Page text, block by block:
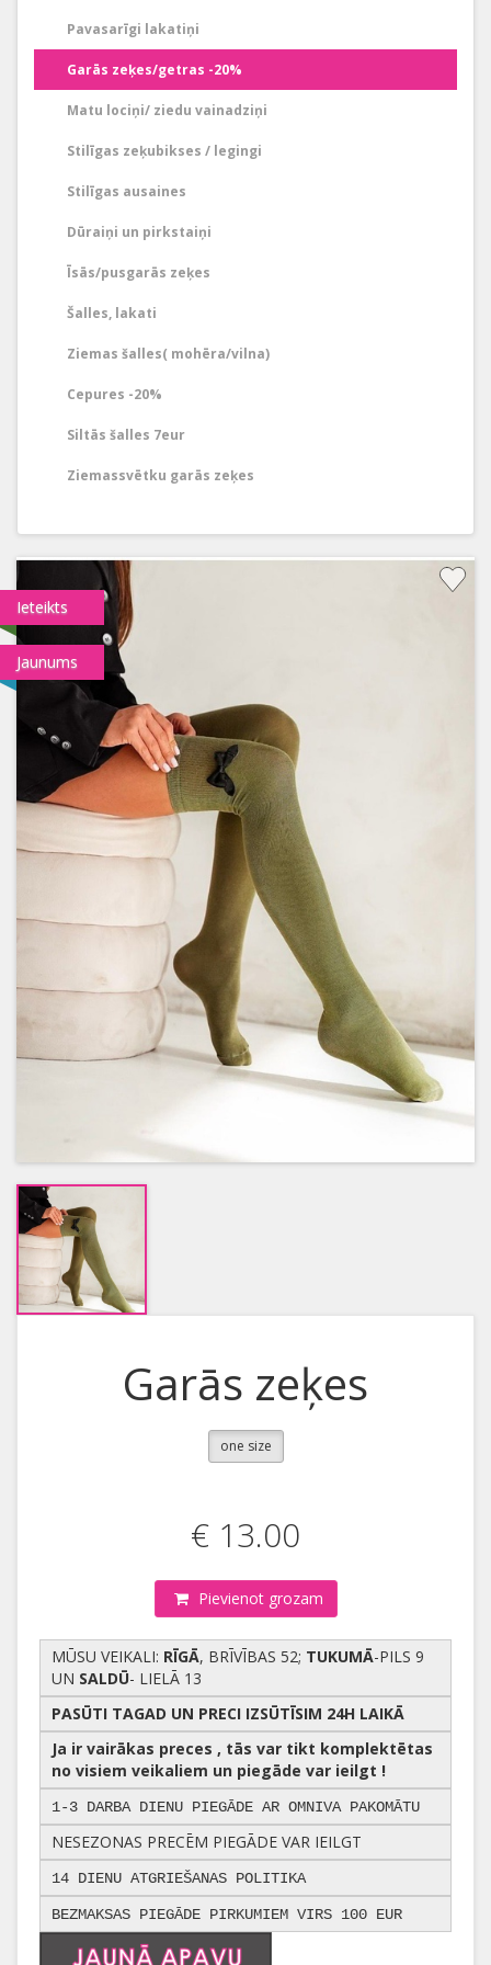
Pavasarīgi lakatiņi
Garās zeķes/getras -20%
Matu lociņi/ ziedu vainadziņi
Stilīgas zeķubikses / legingi
Stilīgas ausaines
Dūraiņi un pirkstaiņi
Īsās/pusgarās zeķes
Šalles, lakati
Ziemas šalles( mohēra/vilna)
Cepures -20%
Siltās šalles 7eur
Ziemassvētku garās zeķes
Ieteikts
Jaunums
Garās zeķes
one size
€ 13.00
Pievienot grozam
MŪSU VEIKALI: RĪGĀ, BRĪVĪBAS 52; TUKUMĀ-PILS 9
UN SALDŪ- LIELĀ 13
PASŪTI TAGAD UN PRECI IZSŪTĪSIM 24H LAIKĀ
Ja ir vairākas preces , tās var tikt komplektētas
no visiem veikaliem un piegāde var ieilgt !
1-3 DARBA DIENU PIEGĀDE AR OMNIVA PAKOMĀTU
NESEZONAS PRECĒM PIEGĀDE VAR IEILGT
14 DIENU ATGRIEŠANAS POLITIKA
BEZMAKSAS PIEGĀDE PIRKUMIEM VIRS 100 EUR